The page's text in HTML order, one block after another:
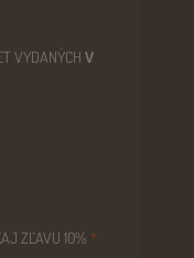
VYDANÝCH V
ZĽAVU 10% *